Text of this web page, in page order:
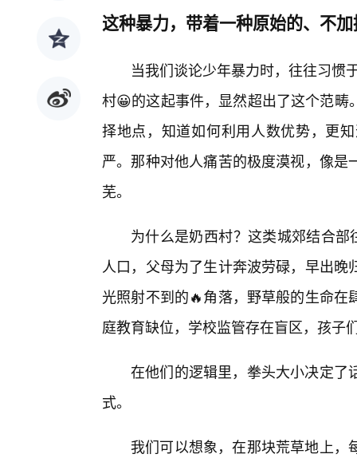
这种暴力，带着一种原始的、不
当我们谈论少年暴力时，往往习惯
村😀的这起事件，显然超出了这个范
择地点，知道如何利用人数优势，更
严。那种对他人痛苦的极度漠视，像
芜。
为什么是奶西村？这类城郊结合部
人口，父母为了生计奔波劳碌，早出
光照射不到的🔥角落，野草般的生命
庭教育缺位，学校监管存在盲区，孩子
在他们的逻辑里，拳头大小决定了
式。
我们可以想象，在那块荒草地上